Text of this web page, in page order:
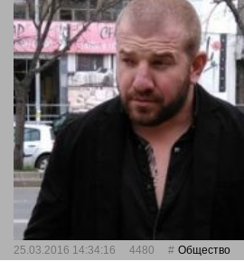
25.03.2016 14:34:16 4480 Общество